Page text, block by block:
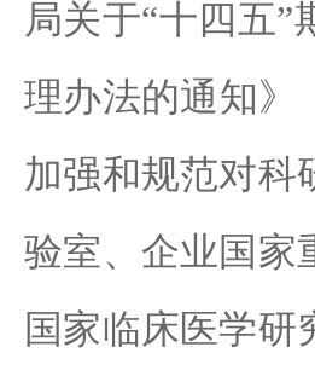
局关于“十四五
理办法的通知》
加强和规范对科
验室、企业国家
国家临床医学研